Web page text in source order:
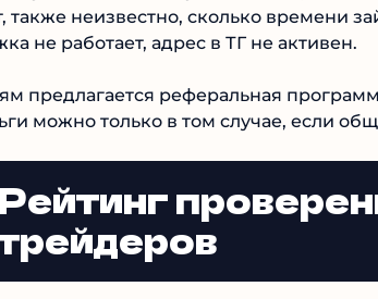
сумма обмена не указывается,
не работает, адрес в ТГ не
можно только в том случае, если